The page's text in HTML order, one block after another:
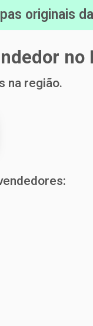
originais
no
na região.